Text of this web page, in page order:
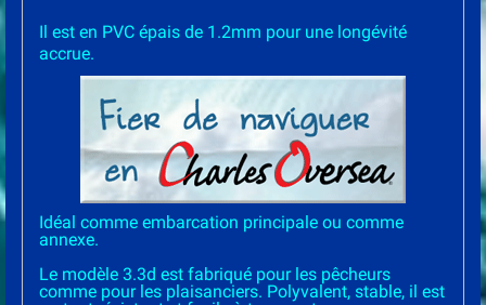
Il est en PVC épais de 1.2mm pour une longévité
accrue.
Idéal comme embarcation principale ou comme
annexe.
Le modèle 3.3d est fabriqué pour les pêcheurs
comme pour les plaisanciers. Polyvalent, stable, il est